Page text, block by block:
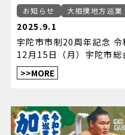
お知らせ 大相撲地方巡業
2025.9.1
宇陀市市制20周年記念
12月15日（月）宇陀市総
>>MORE